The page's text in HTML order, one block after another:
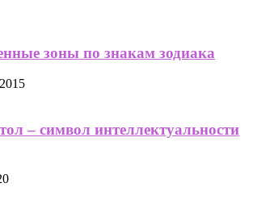
зоны по знакам зодиака
– символ интеллектуальности